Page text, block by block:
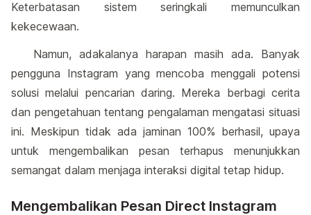
Keterbatasan sistem seringkali memunculkan
kekecewaan.
Namun, adakalanya harapan masih ada. Banyak
pengguna Instagram yang mencoba menggali potensi
solusi melalui pencarian daring. Mereka berbagi cerita
dan pengetahuan tentang pengalaman mengatasi situasi
ini. Meskipun tidak ada jaminan 100% berhasil, upaya
untuk mengembalikan pesan terhapus menunjukkan
semangat dalam menjaga interaksi digital tetap hidup.
Mengembalikan Pesan Direct Instagram